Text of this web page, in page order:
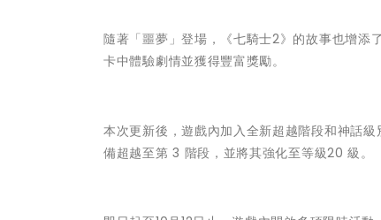
隨著「噩夢」登場，《七騎士2》的故事也增添
卡中體驗劇情並獲得豐富獎勵。
本次更新後，遊戲內加入全新超越階段和神話
備超越至第 3 階段，並將其強化至等級20 級。